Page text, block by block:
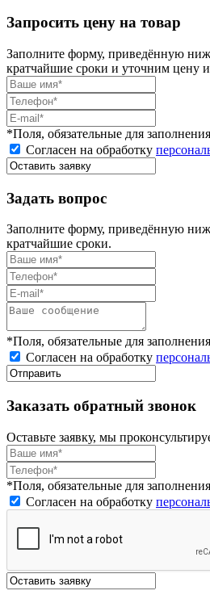
Запросить цену на товар
Заполните форму, приведённую
кратчайшие сроки и уточним цену
*Поля, обязательные для заполнения
Согласен на обработку
Задать вопрос
Заполните форму, приведённую
кратчайшие сроки.
*Поля, обязательные для заполнения
Согласен на обработку
Заказать обратный звонок
Оставьте заявку, мы
*Поля, обязательные для заполнения
Согласен на обработку